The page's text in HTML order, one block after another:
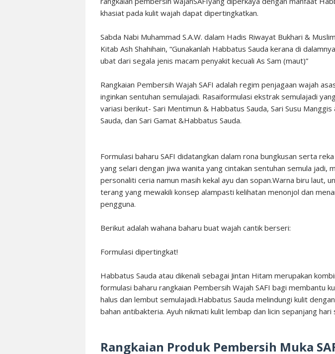
khasiat pada kulit wajah dapat dipertingkatkan.
Sabda Nabi Muhammad S.A.W. dalam Hadis Riwayat Bukhari &
Kitab Ash Shahihain, “Gunakanlah Habbatus Sauda kerana di
ubat dari segala jenis macam penyakit kecuali As Sam (maut)”
Rangkaian Pembersih Wajah SAFI adalah regim penjagaan wajah
inginkan sentuhan semulajadi. Rasaiformulasi ekstrak semulajadi
variasi berikut- Sari Mentimun & Habbatus Sauda, Sari Susu
Sauda, dan Sari Gamat &Habbatus Sauda.
Formulasi baharu SAFI didatangkan dalam rona bungkusan serta
yang selari dengan jiwa wanita yang cintakan sentuhan semula jadi,
personaliti ceria namun masih kekal ayu dan sopan.Warna biru laut,
terang yang mewakili konsep alampasti kelihatan menonjol dan
pengguna.
Berikut adalah wahana baharu buat wajah cantik berseri:
Formulasi dipertingkat!
Habbatus Sauda atau dikenali sebagai Jintan Hitam merupakan
formulasi baharu rangkaian Pembersih Wajah SAFI bagi membantu
halus dan lembut semulajadi.Habbatus Sauda melindungi kulit
bahan antibakteria. Ayuh nikmati kulit lembap dan licin sepanjang hari
Rangkaian Produk Pembersih Muka